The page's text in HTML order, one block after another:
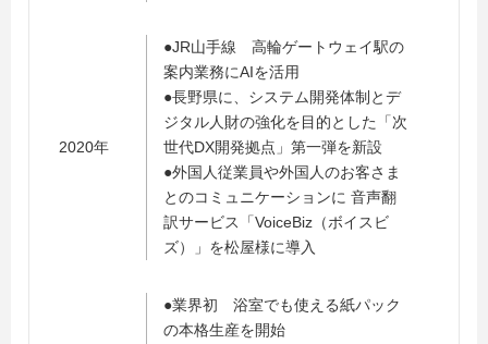
2020年
●JR山手線 高輪ゲートウェイ駅の
案内業務にAIを活用
●長野県に、システム開発体制とデ
ジタル人財の強化を目的とした「次
世代DX開発拠点」第一弾を新設
●外国人従業員や外国人のお客さま
とのコミュニケーションに 音声翻
訳サービス「VoiceBiz（ボイスビ
ズ）」を松屋様に導入
●業界初 浴室でも使える紙パック
の本格生産を開始